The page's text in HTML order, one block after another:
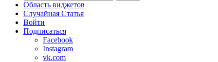
Область виджетов
Случайная Статья
Войти
Подписаться
Facebook
Instagram
vk.com